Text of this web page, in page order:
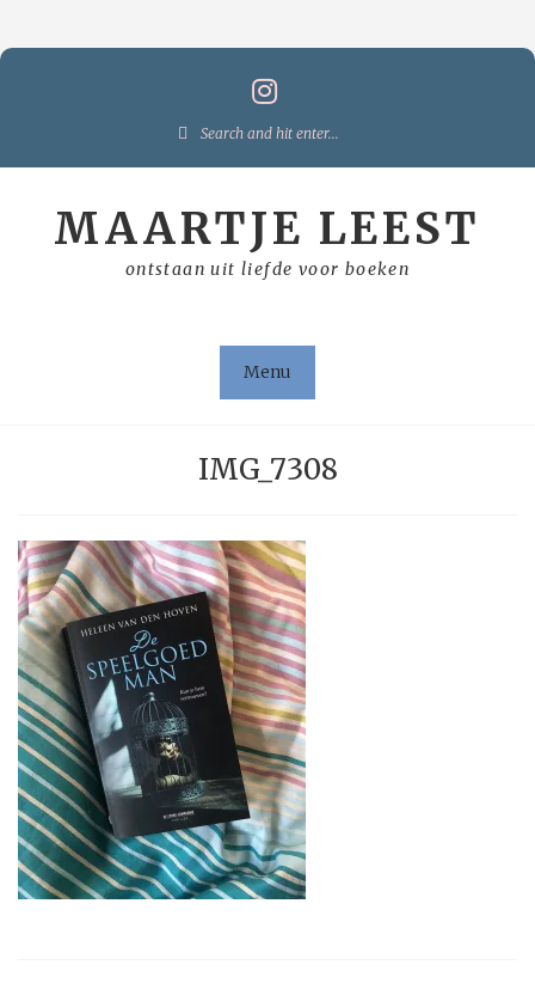
Search
MAARTJE LEEST
ontstaan uit liefde voor boeken
Menu
IMG_7308